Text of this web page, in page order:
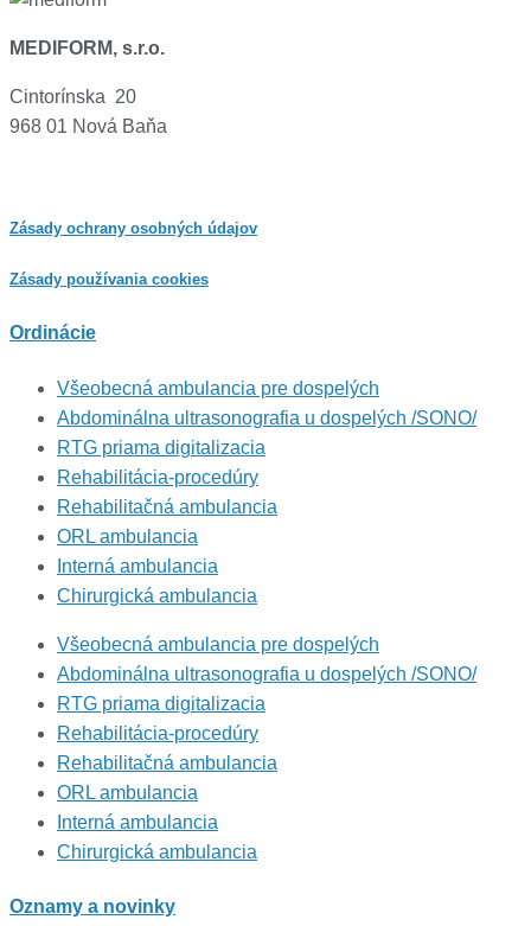
MEDIFORM, s.r.o.
Cintorínska 20
968 01 Nová Baňa
Zásady ochrany osobných údajov
Zásady používania cookies
Ordinácie
Všeobecná ambulancia pre dospelých
Abdominálna ultrasonografia u dospelých /SONO/
RTG priama digitalizacia
Rehabilitácia-procedúry
Rehabilitačná ambulancia
ORL ambulancia
Interná ambulancia
Chirurgická ambulancia
Všeobecná ambulancia pre dospelých
Abdominálna ultrasonografia u dospelých /SONO/
RTG priama digitalizacia
Rehabilitácia-procedúry
Rehabilitačná ambulancia
ORL ambulancia
Interná ambulancia
Chirurgická ambulancia
Oznamy a novinky